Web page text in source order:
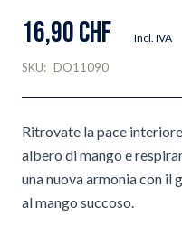
16,90 CHF Incl. IVA
SKU: DO11090
Ritrovate la pace
albero di mango e
una nuova armonia con il
al mango succoso.